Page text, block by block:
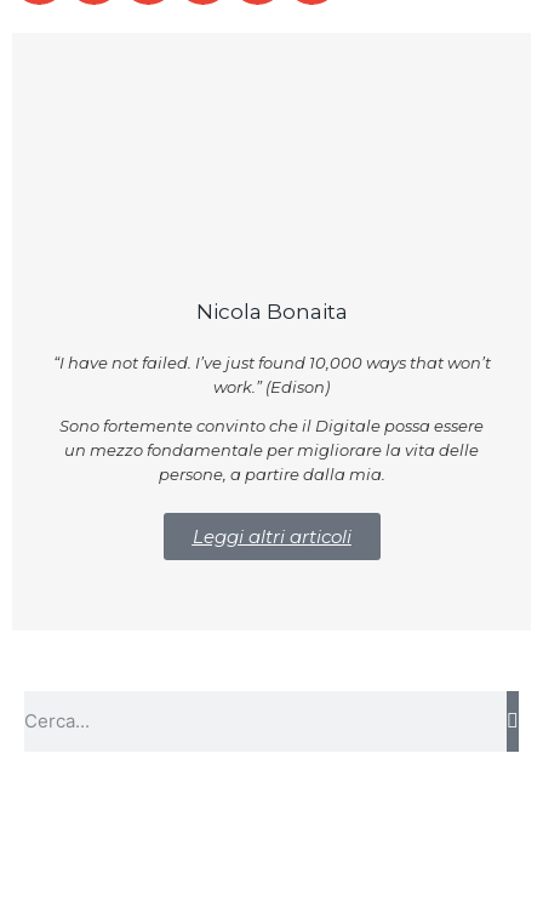
Nicola Bonaita
“I have not failed. I’ve just found 10,000 ways that won’t
work.” (Edison)
Sono fortemente convinto che il Digitale possa essere
un mezzo fondamentale per migliorare la vita delle
persone, a partire dalla mia.
Leggi altri articoli